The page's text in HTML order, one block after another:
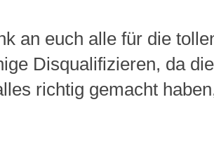
an euch alle für die
Disqualifizieren, da
richtig gemacht